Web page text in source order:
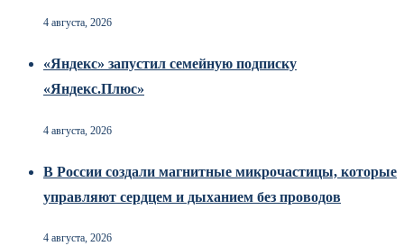
4 августа, 2026
«Яндекс» запустил семейную подписку
«Яндекс.Плюс»
4 августа, 2026
В России создали магнитные микрочастицы, которые
управляют сердцем и дыханием без проводов
4 августа, 2026